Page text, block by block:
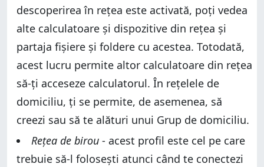
descoperirea în rețea este activată, poți vedea
alte calculatoare și dispozitive din rețea și
partaja fișiere și foldere cu acestea. Totodată,
acest lucru permite altor calculatoare din rețea
să-ți acceseze calculatorul. În rețelele de
domiciliu, ți se permite, de asemenea, să
creezi sau să te alături unui Grup de domiciliu.
Rețea de birou - acest profil este cel pe care
trebuie să-l folosești atunci când te conectezi